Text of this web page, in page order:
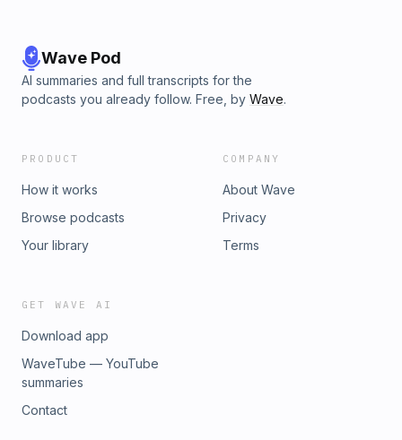
Wave Pod
AI summaries and full transcripts for the
podcasts you already follow. Free, by Wave.
PRODUCT
How it works
Browse podcasts
Your library
COMPANY
About Wave
Privacy
Terms
GET WAVE AI
Download app
WaveTube — YouTube
summaries
Contact